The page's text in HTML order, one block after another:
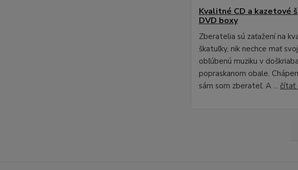
Kvalitné CD a kazetové
DVD boxy
Zberatelia sú zaťažení na
škatuľky, nik nechce mať
obľúbenú muziku v
popraskanom obale.
sám som zberateľ. A ... čítať